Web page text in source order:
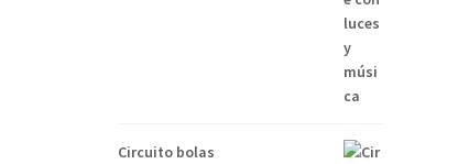
Circuito bolas